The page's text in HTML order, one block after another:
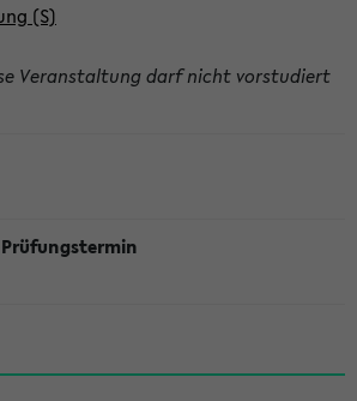
(S)
Veranstaltung darf nicht vorstudiert